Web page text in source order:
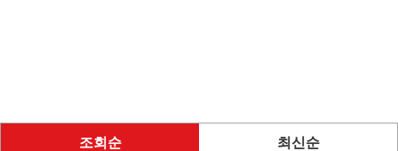
조회순 최신순